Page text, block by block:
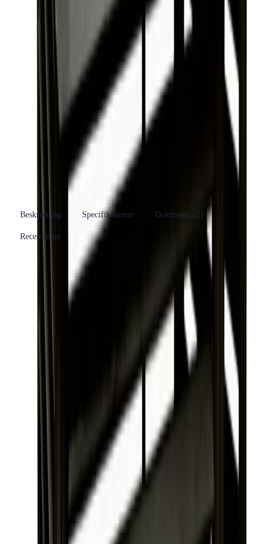
Produktinformation
Altech
Se fler produkter
Värmepumpsskydd
Tillbehör och reservdelar
Dahl Sverige AB
6259005
7332508113863
Beskrivning Specifikationer Dokument (2)
Recensioner
Produkthöjdpunkter
Skyddar mot snö, regn och smuts
Lackerad yta för ökad hållbarhet
Inkluderar servicedörr för enkel åtkomst
Levereras med förmonterad stomme och gavlar
Altech Värmepumpshus Svart
Värmepumpsskydd från Altech, utformat för att skydda
värmepumpen mot snö, regn, löv och smuts. Detta skydd är
lämpligt för både professionella och privatpersoner som vill
underlätta skötseln av sin värmepump.